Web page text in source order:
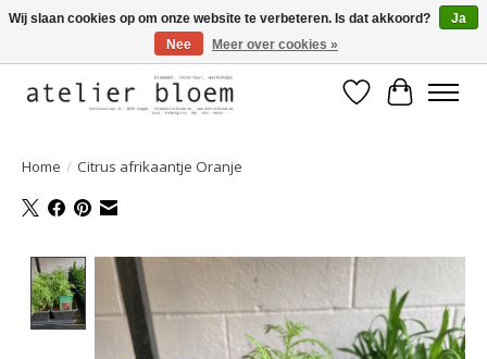
Welkom bij Atelier Bloem
Verlanglijst
Home / Citrus afrikaantje Oranje
Product image slideshow Items
Wij slaan cookies op om onze website te verbeteren. Is dat akkoord?
Ja
Nee
Meer over cookies »